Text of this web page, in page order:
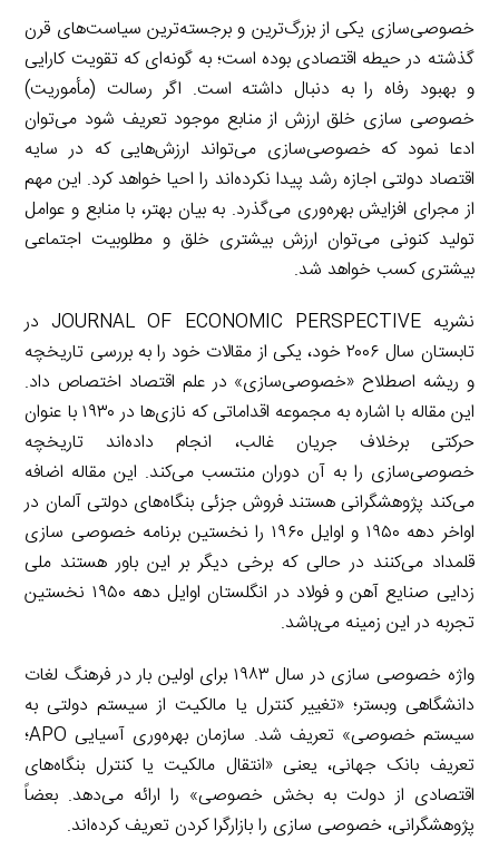
خصوصی‌سازی یکی از بزرگ‌ترین و برجسته‌ترین سیاست‌های قرن
گذشته در حیطه اقتصادی بوده است؛ به گونه‌ای که تقویت‌ کارایی
و بهبود رفاه را به دنبال داشته است. اگر رسالت (مأموریت)
خصوصی سازی خلق ارزش از منابع موجود تعریف شود می‌توان
ادعا نمود که خصوصی‌سازی می‌تواند ارزش‌هایی که در سایه
اقتصاد دولتی اجازه رشد پیدا نکرده‌‌اند را احیا خواهد کرد. این مهم
از مجرای افزایش بهره‌وری می‌گذرد. به بیان بهتر، با منابع و عوامل
تولید کنونی می‌توان ارزش بیشتری خلق و مطلوبیت اجتماعی
بیشتری کسب خواهد شد.
نشریه JOURNAL OF ECONOMIC PERSPECTIVE در
تابستان سال ۲۰۰۶ خود، یکی از مقالات خود را به بررسی تاریخچه
و ریشه اصطلاح «خصوصی‌سازی» در علم اقتصاد اختصاص داد.
این مقاله با اشاره به مجموعه اقداماتی که نازی‌ها در ۱۹۳۰ با عنوان
حرکتی برخلاف جریان غالب، انجام داده‌‌اند تاریخچه
خصوصی‌سازی را به آن دوران منتسب می‌کند. این مقاله اضافه
می‌کند پژوهشگرانی هستند فروش جزئی بنگاه‌های دولتی آلمان در
اواخر دهه ۱۹۵۰ و اوایل ۱۹۶۰ را نخستین برنامه‌ خصوصی سازی
قلمداد می‌کنند در حالی که برخی دیگر بر این باور هستند ملی
زدایی صنایع آهن و فولاد در انگلستان اوایل دهه ۱۹۵۰ نخستین
تجربه در این زمینه می‌باشد.
واژه خصوصی سازی در سال ۱۹۸۳ برای اولین بار در فرهنگ لغات
دانشگاهی وبستر؛ «تغییر کنترل یا مالکیت از سیستم دولتی به
سیستم خصوصی» تعریف شد. سازمان بهره‌وری آسیایی APO؛
تعریف بانک جهانی، یعنی «انتقال مالکیت یا کنترل بنگاه‌های
اقتصادی از دولت به بخش خصوصی» را ارائه می‌‌دهد. بعضاً
پژوهشگرانی، خصوصی سازی را بازارگرا کردن تعریف کرده‌اند.